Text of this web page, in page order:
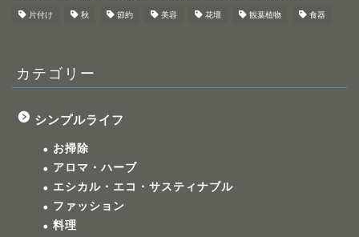
片付け 秋 節約 美容 花壇 観葉植物 食器
カテゴリー
シンプルライフ
お掃除
アロマ・ハーブ
エシカル・エコ・サスティナブル
ファッション
料理